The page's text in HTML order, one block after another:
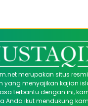
merupakan situs
yang menyajikan kajian
terbantu dengan ini,
Anda ikut mendukung